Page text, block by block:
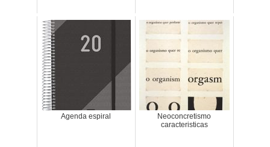
Agenda espiral
Neoconcretismo
caracteristicas